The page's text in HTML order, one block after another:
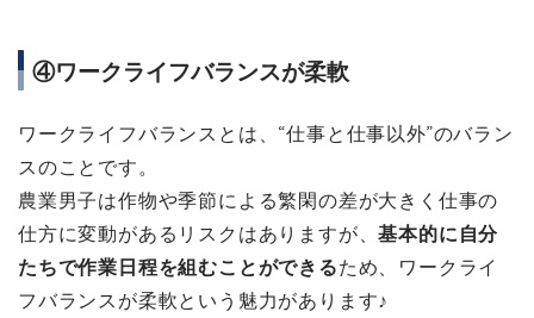
④ワークライフバランスが柔軟
ワークライフバランスとは、“仕事と仕事以外”のバラン
スのことです。
農業男子は作物や季節による繁閑の差が大きく仕事の
仕方に変動があるリスクはありますが、基本的に自分
たちで作業日程を組むことができるため、ワークライ
フバランスが柔軟という魅力があります♪